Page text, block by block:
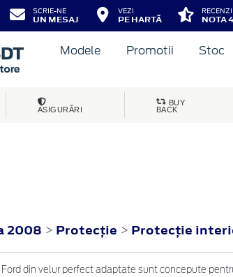
SCRIE-NE
UN MESAJ
VEZI
PE HARTĂ
RECENZII
NOTA
Modele Promotii Stoc
ASIGURĂRI
BUY
BACK
2008 > Protecţie > Protecţie
din velur perfect adaptate sunt concepute